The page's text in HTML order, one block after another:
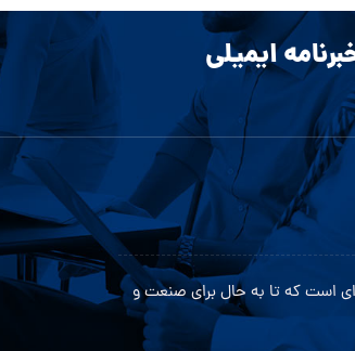
ایمیلی
است که تا به حال برای صنعت و